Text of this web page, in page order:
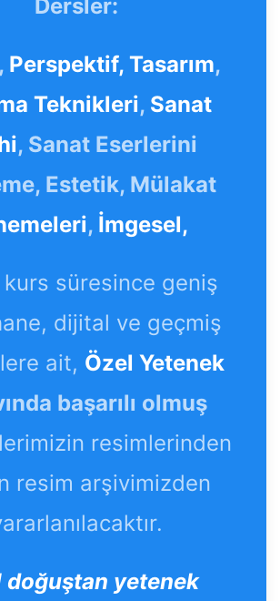
Perspektif, Tasarım,
Teknikleri, Sanat
, Sanat Eserlerini
Estetik, Mülakat
, İmgesel,
kurs süresince geniş
dijital ve geçmiş
ait, Özel Yetenek
başarılı olmuş
resimlerinden
resim arşivimizden
doğuştan yetenek